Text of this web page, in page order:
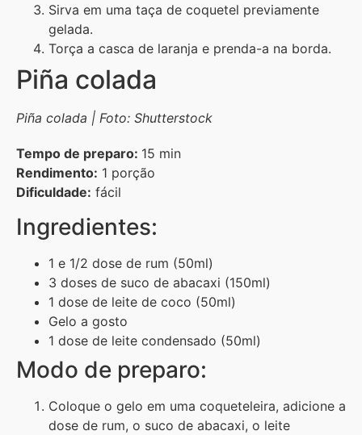
Sirva em uma taça de coquetel previamente
gelada.
Torça a casca de laranja e prenda-a na borda.
Piña colada
Piña colada | Foto: Shutterstock
Tempo de preparo: 15 min
Rendimento: 1 porção
Dificuldade: fácil
Ingredientes:
1 e 1/2 dose de rum (50ml)
3 doses de suco de abacaxi (150ml)
1 dose de leite de coco (50ml)
Gelo a gosto
1 dose de leite condensado (50ml)
Modo de preparo:
Coloque o gelo em uma coqueteleira, adicione a
dose de rum, o suco de abacaxi, o leite